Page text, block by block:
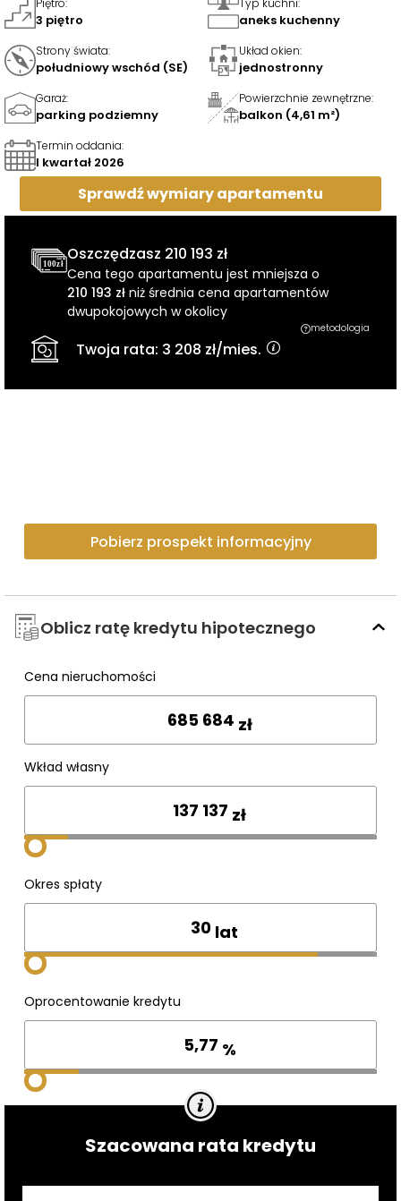
Piętro:
3 piętro
Typ kuchni:
aneks kuchenny
Strony świata:
południowy wschód (SE)
Układ okien:
jednostronny
Garaż:
parking podziemny
Powierzchnie zewnętrzne:
balkon (4,61 m²)
Termin oddania:
I kwartał 2026
Sprawdź wymiaryapartamentu
Oszczędzasz 210 193 zł
Cena tego apartamentu jest mniejsza o
210 193 zł niż średnia cena apartamentów
dwupokojowych w okolicy
metodologia
Twoja rata: 3 208 zł/mies.
Pobierz prospekt informacyjny
Oblicz ratę kredytu hipotecznego
Cena nieruchomości
Wpisz cenę
zł
Wkład własny
zł
Okres spłaty
lat
Oprocentowanie kredytu
%
Szacowana rata kredytu